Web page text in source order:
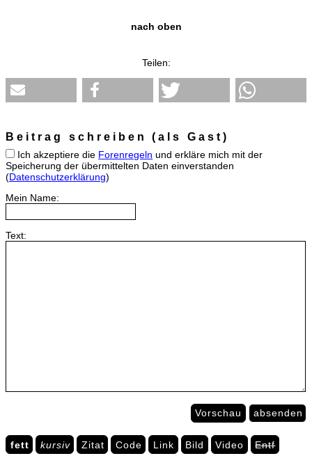
nach oben
Teilen:
Beitrag schreiben (als Gast)
Ich akzeptiere die Forenregeln und erkläre mich mit der
Speicherung der übermittelten Daten einverstanden
(Datenschutzerklärung)
Mein Name:
Text:
Vorschau absenden
fett kursiv Zitat Code Link Bild Video Entf